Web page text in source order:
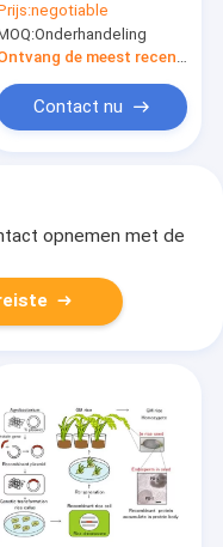
-20℃
negotiable
Onderhandeling
Ontvang de meest recente Prijs
Contact nu
opnemen met de